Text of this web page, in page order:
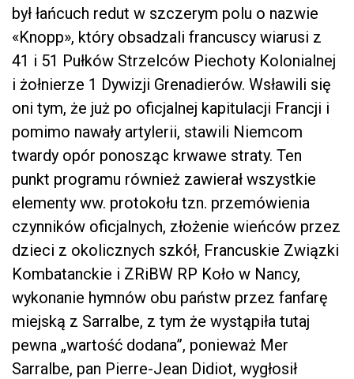
był łańcuch redut w szczerym polu o nazwie
«Knopp», który obsadzali francuscy wiarusi z
41 i 51 Pułków Strzelców Piechoty Kolonialnej
i żołnierze 1 Dywizji Grenadierów. Wsławili się
oni tym, że już po oficjalnej kapitulacji Francji i
pomimo nawały artylerii, stawili Niemcom
twardy opór ponosząc krwawe straty. Ten
punkt programu również zawierał wszystkie
elementy ww. protokołu tzn. przemówienia
czynników oficjalnych, złożenie wieńców przez
dzieci z okolicznych szkół, Francuskie Związki
Kombatanckie i ZRiBW RP Koło w Nancy,
wykonanie hymnów obu państw przez fanfarę
miejską z Sarralbe, z tym że wystąpiła tutaj
pewna „wartość dodana”, ponieważ Mer
Sarralbe, pan Pierre-Jean Didiot, wygłosił